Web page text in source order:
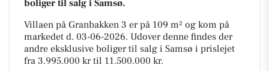
boliger til salg i Samsø.
Villaen på Granbakken 3 er på 109 m² og kom på
markedet d. 03-06-2026. Udover denne findes der
andre eksklusive boliger til salg i Samsø i prislejet
fra 3.995.000 kr til 11.500.000 kr.